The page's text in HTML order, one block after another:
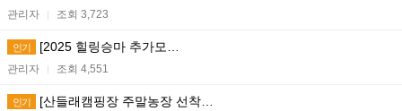
관리자 | 조회 3,723
인기 [2025 힐링승마 추가모…
관리자 | 조회 4,551
인기 [산들래캠핑장 주말농장 선착…